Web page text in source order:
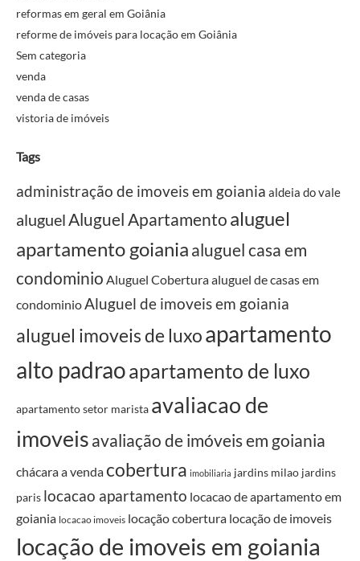
reformas em geral em Goiânia
reforme de imóveis para locação em Goiânia
Sem categoria
venda
venda de casas
vistoria de imóveis
Tags
administração de imoveis em goiania aldeia do vale
aluguelAluguel Apartamentoaluguel
apartamento goianiaaluguel casa em
condominio Aluguel Coberturaaluguel de casas em
condominio Aluguel de imoveis em goiania
aluguel imoveis de luxoapartamento
alto padraoapartamento de luxo
apartamento setor marista avaliacao de
imoveisavaliação de imóveis em goiania
chácara a vendacobertura imobiliaria jardins milao jardins
paris locacao apartamento locacao de apartamento em
goiania locacao imoveis locação cobertura locação de imoveis
locação de imoveis em goiania